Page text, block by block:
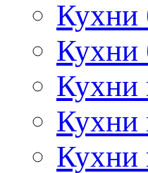
Кухни
Кухни
Кухни
Кухни
Кухни